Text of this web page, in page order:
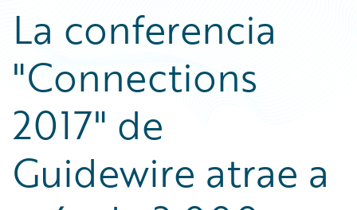
La conferencia
"Connections
2017" de
Guidewire atrae a